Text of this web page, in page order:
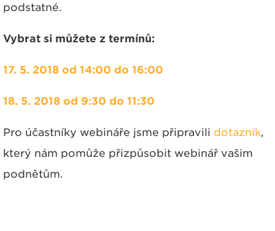
podstatné.
Vybrat si můžete z termínů:
17. 5. 2018 od 14:00 do 16:00
18. 5. 2018 od 9:30 do 11:30
Pro účastníky webináře jsme připravili dotazník,
který nám pomůže přizpůsobit webinář vašim
podnětům.